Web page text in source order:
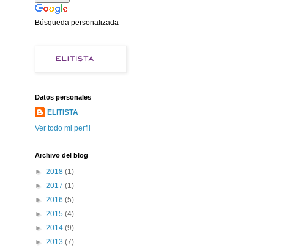
Búsqueda personalizada
Datos personales
ELITISTA
Ver todo mi perfil
Archivo del blog
► 2018 (1)
► 2017 (1)
► 2016 (5)
► 2015 (4)
► 2014 (9)
► 2013 (7)